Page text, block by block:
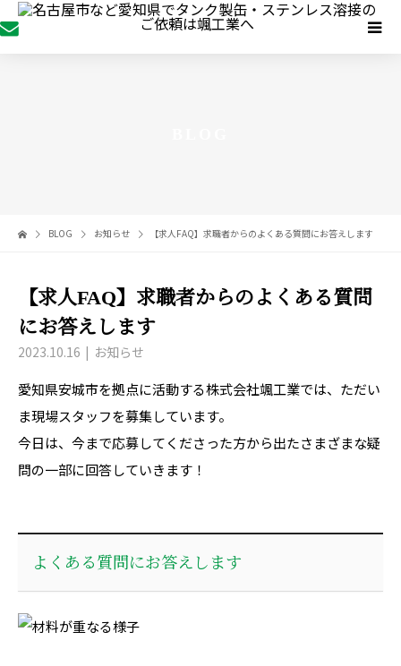
BLOG お知らせ 【求人FAQ】求職者からのよくある質問にお答えします
【求人FAQ】求職者からのよくある質問
にお答えします
2023.10.16 お知らせ
愛知県安城市を拠点に活動する株式会社颯工業では、ただい
ま現場スタッフを募集しています。
今日は、今まで応募してくださった方から出たさまざまな疑
問の一部に回答していきます！
よくある質問にお答えします